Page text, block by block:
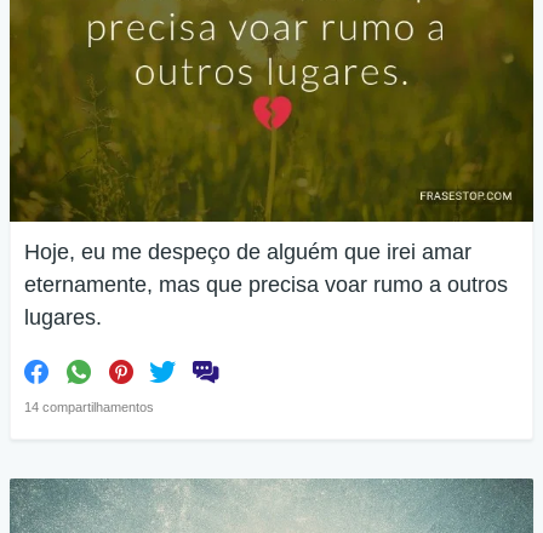
Hoje, eu me despeço de alguém que irei amar
eternamente, mas que precisa voar rumo a outros
lugares.
14 compartilhamentos